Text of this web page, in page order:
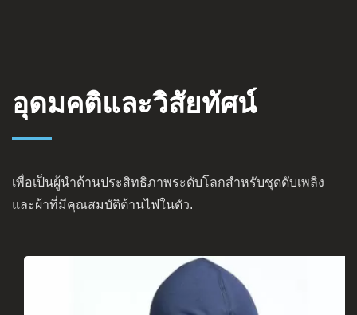
อุดมคติและวิสัยทัศน์
เพื่อเป็นผู้นำด้านประสิทธิภาพระดับโลกสำหรับชุดดับเพลิง
และผ้าที่มีคุณสมบัติต้านไฟในตัว.